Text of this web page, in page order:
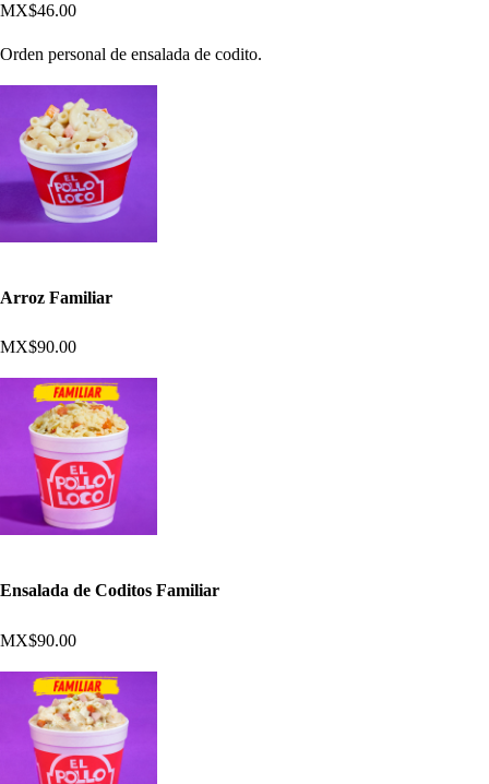
MX$46.00
Orden personal de ensalada de codito.
Arroz Familiar
MX$90.00
Ensalada de Coditos Familiar
MX$90.00